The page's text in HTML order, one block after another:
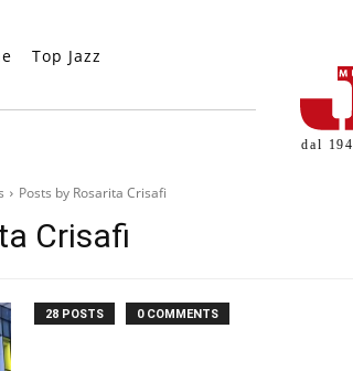
Top Jazz
dal
Posts by Rosarita Crisafi
Crisafi
28 POSTS 0 COMMENTS